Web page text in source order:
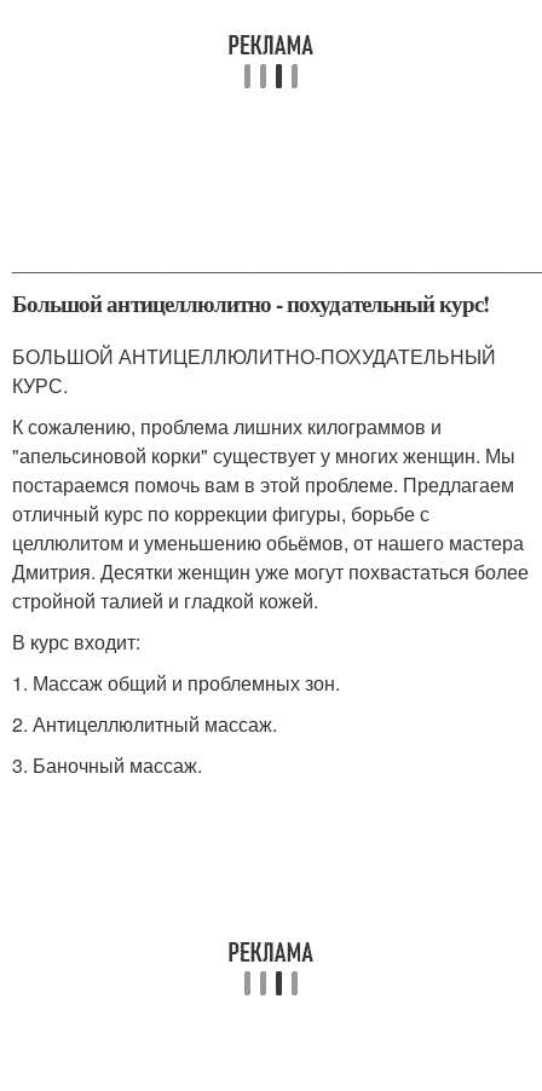
Большой антицеллюлитно - похудательный курс!
БОЛЬШОЙ АНТИЦЕЛЛЮЛИТНО-ПОХУДАТЕЛЬНЫЙ
КУРС.
К сожалению, проблема лишних килограммов и
"апельсиновой корки" существует у многих женщин. Мы
постараемся помочь вам в этой проблеме. Предлагаем
отличный курс по коррекции фигуры, борьбе с
целлюлитом и уменьшению обьёмов, от нашего мастера
Дмитрия. Десятки женщин уже могут похвастаться более
стройной талией и гладкой кожей.
В курс входит:
1. Массаж общий и проблемных зон.
2. Антицеллюлитный массаж.
3. Баночный массаж.